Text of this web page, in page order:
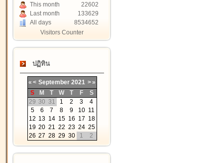
This month
22602
Last month
133629
All days
8534652
Visitors Counter
ปฏิทิน
« < September 2021 >»
S
M T W T F
S
29 30 31 1 2 3
4
5
6 7 8 9 10 11
12 13 14 15 16 17 18
19 20 21 22 23 24 25
26 27 28 29 30 1 2